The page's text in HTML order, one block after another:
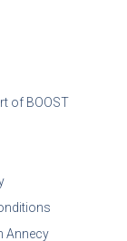
of BOOST
Annecy